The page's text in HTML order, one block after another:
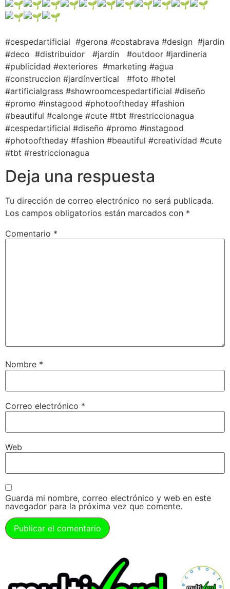
#cespedartificial #gerona #costabrava #design #jardin
#deco #distribuidor #jardin #outdoor #jardineria
#publicidad #exteriores #marketing #agua
#construccion #jardínvertical #foto #hotel
#artificialgrass #showroomcespedartificial #diseño
#promo #instagood #photooftheday #fashion
#beautiful #calonge #cute #tbt #restriccionagua
#cespedartificial #diseño #promo #instagood
#photooftheday #fashion #beautiful #creatividad #cute
#tbt #restriccionagua
Deja una respuesta
Tu dirección de correo electrónico no será publicada.
Los campos obligatorios están marcados con *
Comentario *
Nombre *
Correo electrónico *
Web
Guarda mi nombre, correo electrónico y web en este
navegador para la próxima vez que comente.